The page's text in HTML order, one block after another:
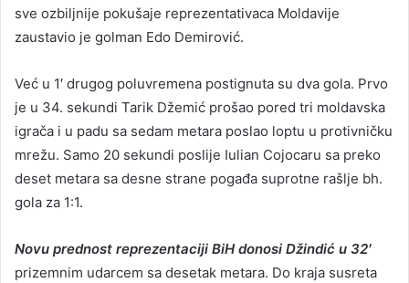
sve ozbiljnije pokušaje reprezentativaca Moldavije
zaustavio je golman Edo Demirović.
Već u 1′ drugog poluvremena postignuta su dva gola. Prvo
je u 34. sekundi Tarik Džemić prošao pored tri moldavska
igrača i u padu sa sedam metara poslao loptu u protivničku
mrežu. Samo 20 sekundi poslije Iulian Cojocaru sa preko
deset metara sa desne strane pogađa suprotne rašlje bh.
gola za 1:1.
Novu prednost reprezentaciji BiH donosi Džindić u 32′
prizemnim udarcem sa desetak metara. Do kraja susreta